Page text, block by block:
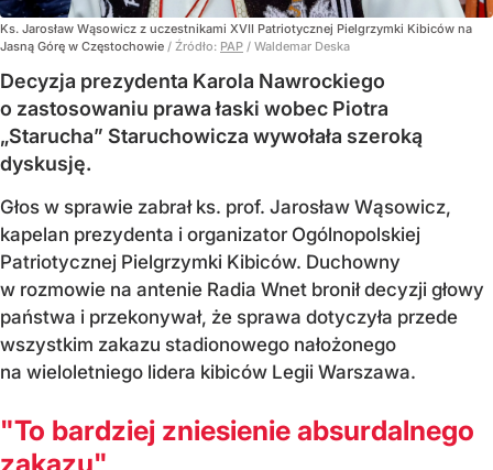
Ks. Jarosław Wąsowicz z uczestnikami XVII Patriotycznej Pielgrzymki Kibiców na
Jasną Górę w Częstochowie / Źródło: PAP / Waldemar Deska
Decyzja prezydenta Karola Nawrockiego
o zastosowaniu prawa łaski wobec Piotra
„Starucha” Staruchowicza wywołała szeroką
dyskusję.
Głos w sprawie zabrał ks. prof. Jarosław Wąsowicz,
kapelan prezydenta i organizator Ogólnopolskiej
Patriotycznej Pielgrzymki Kibiców. Duchowny
w rozmowie na antenie Radia Wnet bronił decyzji głowy
państwa i przekonywał, że sprawa dotyczyła przede
wszystkim zakazu stadionowego nałożonego
na wieloletniego lidera kibiców Legii Warszawa.
"To bardziej zniesienie absurdalnego
zakazu"